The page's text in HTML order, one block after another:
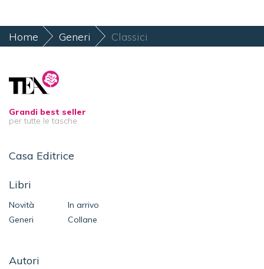
Home Generi Classici
Grandi best seller
per tutte le tasche
Casa Editrice
Libri
Novità
In arrivo
Generi
Collane
Autori